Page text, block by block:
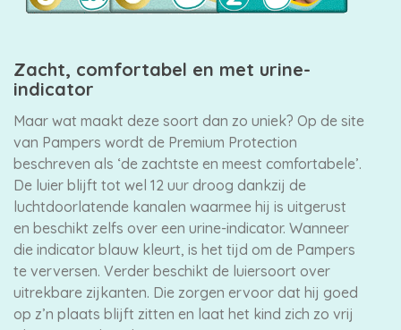
Zacht, comfortabel en met urine-
indicator
Maar wat maakt deze soort dan zo uniek? Op de site
van Pampers wordt de Premium Protection
beschreven als ‘de zachtste en meest comfortabele’.
De luier blijft tot wel 12 uur droog dankzij de
luchtdoorlatende kanalen waarmee hij is uitgerust
en beschikt zelfs over een urine-indicator. Wanneer
die indicator blauw kleurt, is het tijd om de Pampers
te verversen. Verder beschikt de luiersoort over
uitrekbare zijkanten. Die zorgen ervoor dat hij goed
op z’n plaats blijft zitten en laat het kind zich zo vrij